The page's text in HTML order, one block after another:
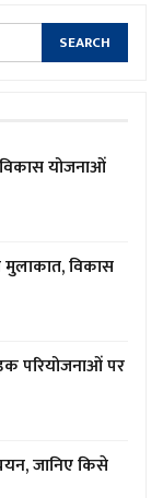
योजनाओं
मुलाकात, विकास
परियोजनाओं पर
जानिए किसे